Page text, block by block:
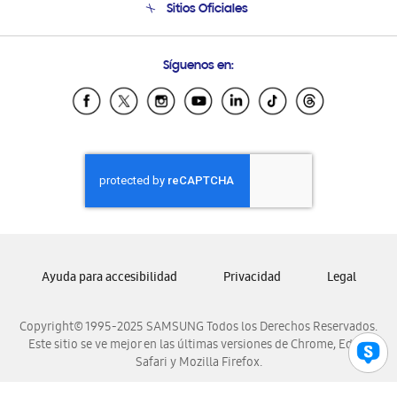
Condiciones de Compra
Soporte vía eMail
Sitios Oficiales
Samsung Ecuador
Samsung El Salvador
Samsung Honduras
Samsung Nicaragua
Samsung Panamá
Samsung Venezuela
Síguenos en:
Copyright© 1995-2025 SAMSUNG Todos los Derechos Reservados.
Este sitio se ve mejor en las últimas versiones de Chrome, Edge,
Safari y Mozilla Firefox.
Ayuda para accesibilidad Privacidad Legal